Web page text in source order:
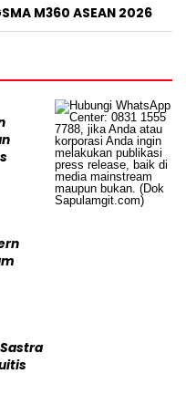
M360 ASEAN 2026